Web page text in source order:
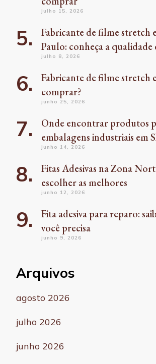
julho 15, 2026
Fabricante de filme stretch
Paulo: conheça a
julho 8, 2026
Fabricante de filme stretch
comprar?
junho 25, 2026
Onde encontrar produtos
embalagens industriais em
junho 14, 2026
Fitas Adesivas na Zona
escolher as melhores
junho 12, 2026
Fita adesiva para reparo:
você precisa
junho 9, 2026
Arquivos
agosto 2026
julho 2026
junho 2026